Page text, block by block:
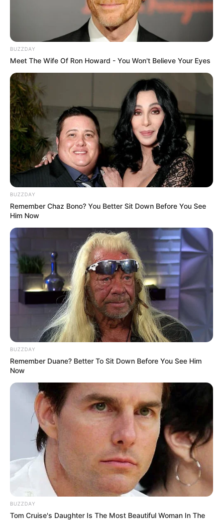
(foto: pinterest)
Seiring berjalannya waktu dan perkembangan jaman, perjalanan
mode juga turut berkembang dengan menciptakan gaya baru,
khususnya pada rambut.
Gaya rambut pendek menjadi salah satu pilihan menarik untuk
menciptakan tampilan keren, berani, namun masih terlihat lucu.
Brush up hairstyle merupakan potongan rambut pixie yang ditata
dengan cara disikat atau disisir ke atas samping ataupun belakang
rambut. Dengan potongan ini, maka kamu akan terlihat lebih
mencolok.
Penataannya cukup mudah. Kamu hanya perlu menggunakan
bantuan gel rambut atau pomade agar rambut tetap kokoh.
9. Deep asymmetrical short
BUZZDAY
Meet The Wife Of Ron Howard - You Won't Believe Your Eyes
BUZZDAY
Remember Chaz Bono? You Better Sit Down Before You See
Him Now
BUZZDAY
Remember Duane? Better To Sit Down Before You See Him
Now
BUZZDAY
Tom Cruise's Daughter Is The Most Beautiful Woman In The